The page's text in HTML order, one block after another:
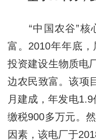
“中国农谷”核
富。2010年年底
投资建设生物质电
边农民致富。该项
月建成，年发电
缴税900多万元。
因素，该电厂于